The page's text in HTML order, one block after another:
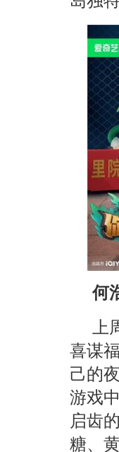
何
喜谋
己的
游戏
启齿
糖、